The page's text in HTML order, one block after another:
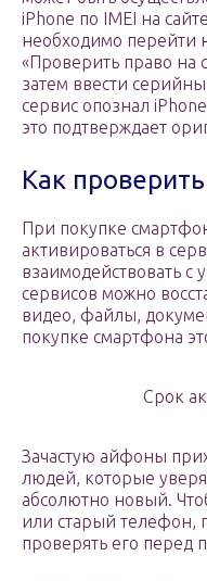
iPhone по IMEI на
необходимо перейти
«Проверить право на
затем ввести
сервис опознал
это подтверждает
Как
При покупке
активироваться в
взаимодействовать с
сервисов можно
видео, файлы,
покупке смартфона
Срок
Зачастую айфоны
людей, которые
абсолютно новый.
или старый телефон,
проверять его перед